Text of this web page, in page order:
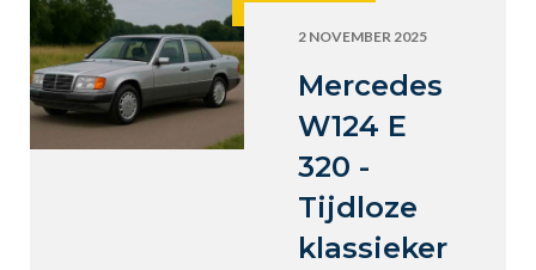
2 NOVEMBER 2025
Mercedes
W124 E
320 -
Tijdloze
klassieker